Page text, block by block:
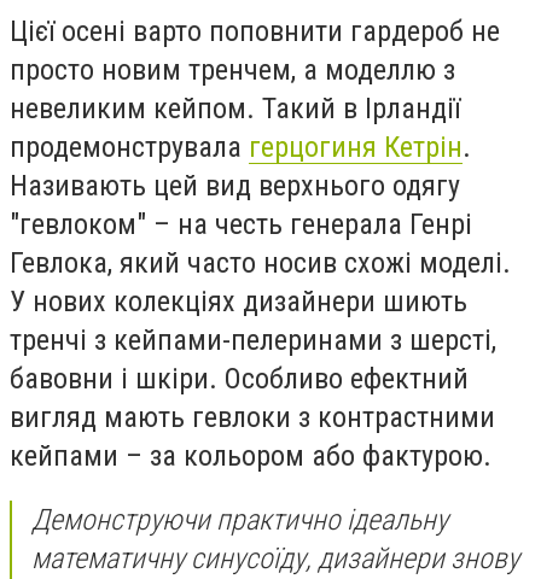
Цієї осені варто поповнити гардероб не
просто новим тренчем, а моделлю з
невеликим кейпом. Такий в Ірландії
продемонструвала герцогиня Кетрін.
Називають цей вид верхнього одягу
"гевлоком" – на честь генерала Генрі
Гевлока, який часто носив схожі моделі.
У нових колекціях дизайнери шиють
тренчі з кейпами-пелеринами з шерсті,
бавовни і шкіри. Особливо ефектний
вигляд мають гевлоки з контрастними
кейпами – за кольором або фактурою.
Демонструючи практично ідеальну
математичну синусоїду, дизайнери знову